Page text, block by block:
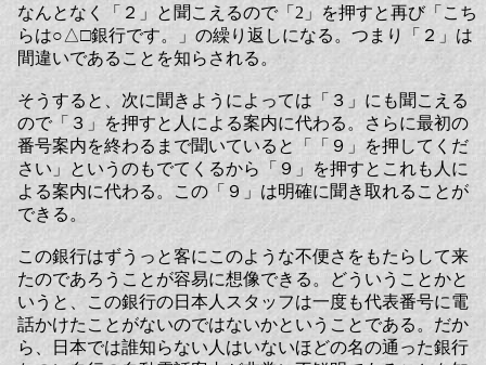
なんとなく「２」と聞こえるので「2」を押すと再び「こち
らは○△□銀行です。」の繰り返しになる。つまり「２」は
間違いであることを知らされる。
そうすると、次に聞きようによっては「３」にも聞こえる
ので「３」を押すと人による案内に代わる。さらに最初の
番号案内を終わるまで聞いていると「「９」を押してくだ
さい」というのもでてくるから「９」を押すとこれも人に
よる案内に代わる。この「９」は明確に聞き取れることが
できる。
この銀行はずうっと客にこのような不便さをもたらして来
たのであろうことが容易に想像できる。どういうことかと
いうと、この銀行の日本人スタッフは一度も代表番号に電
話かけたことがないのではないかということである。だか
ら、日本では誰知らない人はいないほどの名の通った銀行